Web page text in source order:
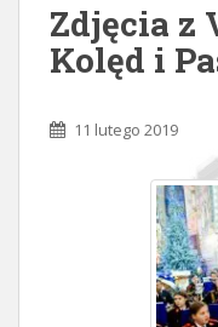
Zdjęcia z
Kolęd i
11 lutego 2019